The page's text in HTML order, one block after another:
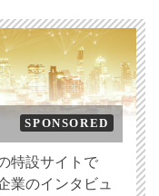
SPONSORED
特設サイトで
業のインタビュ